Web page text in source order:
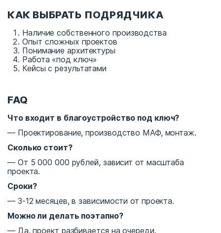
КАК ВЫБРАТЬ ПОДРЯДЧИКА
Наличие собственного производства
Опыт сложных проектов
Понимание архитектуры
Работа «под ключ»
Кейсы с результатами
FAQ
Что входит в благоустройство под ключ?
— Проектирование, производство МАФ, монтаж.
Сколько стоит?
— От 5 000 000 рублей, зависит от масштаба
проекта.
Сроки?
— 3-12 месяцев, в зависимости от проекта.
Можно ли делать поэтапно?
— Да, проект разбивается на очереди.